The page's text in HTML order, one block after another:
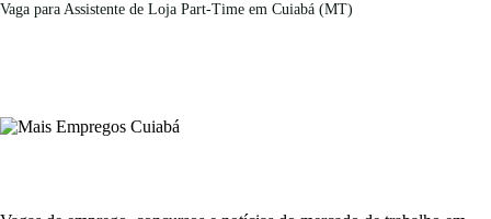
Vaga para Assistente de Loja Part-Time em Cuiabá (MT)